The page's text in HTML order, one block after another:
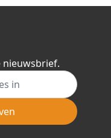
nieuwsbrief.